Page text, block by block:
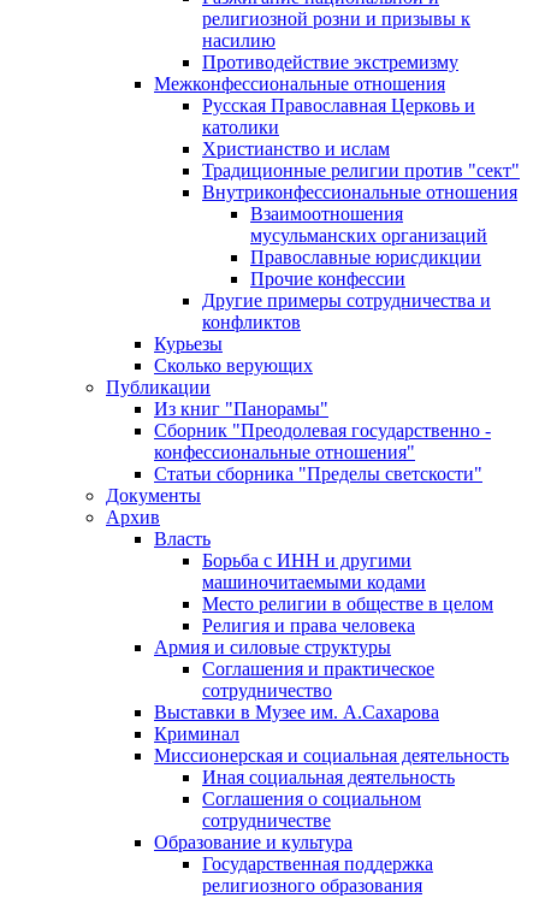
религиозной розни и призывы к
насилию
Противодействие экстремизму
Межконфессиональные отношения
Русская Православная Церковь и
католики
Христианство и ислам
Традиционные религии против "сект"
Внутриконфессиональные отношения
Взаимоотношения
мусульманских организаций
Православные юрисдикции
Прочие конфессии
Другие примеры сотрудничества и
конфликтов
Курьезы
Сколько верующих
Публикации
Из книг "Панорамы"
Сборник "Преодолевая государственно -
конфессиональные отношения"
Статьи сборника "Пределы светскости"
Документы
Архив
Власть
Борьба с ИНН и другими
машиночитаемыми кодами
Место религии в обществе в целом
Религия и права человека
Армия и силовые структуры
Соглашения и практическое
сотрудничество
Выставки в Музее им. А.Сахарова
Криминал
Миссионерская и социальная деятельность
Иная социальная деятельность
Соглашения о социальном
сотрудничестве
Образование и культура
Государственная поддержка
религиозного образования